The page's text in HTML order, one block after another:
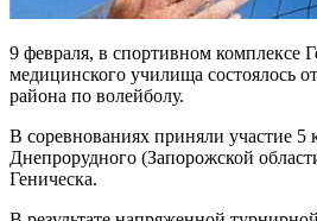
9 февраля, в спортивном комплексе
медицинского училища состоялось
района по волейболу.
В соревнованиях приняли участие 5
Днепрорудного (Запорожской
Геническа.